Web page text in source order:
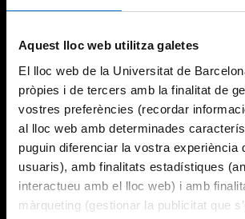
Aquest lloc web utilitza galetes
El lloc web de la Universitat de
pròpies i de tercers amb la finalitat de
vostres preferències (recordar
al lloc web amb determinades
puguin diferenciar la vostra experiència
usuaris), amb finalitats estadístiques
interactueu amb el lloc web) i amb
màrqueting (gestionar la publicitat que